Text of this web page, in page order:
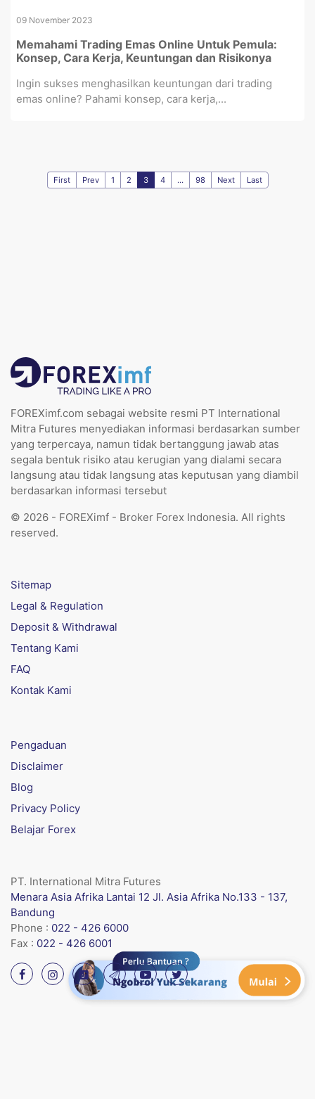
09 November 2023
Memahami Trading Emas Online Untuk Pemula:
Konsep, Cara Kerja, Keuntungan dan Risikonya
Ingin sukses menghasilkan keuntungan dari trading
emas online? Pahami konsep, cara kerja,...
First Prev 1 2 3 4 ... 98 Next Last
FOREXimf.com sebagai website resmi PT International
Mitra Futures menyediakan informasi berdasarkan sumber
yang terpercaya, namun tidak bertanggung jawab atas
segala bentuk risiko atau kerugian yang dialami secara
langsung atau tidak langsung atas keputusan yang diambil
berdasarkan informasi tersebut
© 2026 - FOREXimf - Broker Forex Indonesia. All rights
reserved.
Sitemap
Legal & Regulation
Deposit & Withdrawal
Tentang Kami
FAQ
Kontak Kami
Pengaduan
Disclaimer
Blog
Privacy Policy
Belajar Forex
PT. International Mitra Futures
Menara Asia Afrika Lantai 12 Jl. Asia Afrika No.133 - 137,
Bandung
Phone : 022 - 426 6000
Fax : 022 - 426 6001